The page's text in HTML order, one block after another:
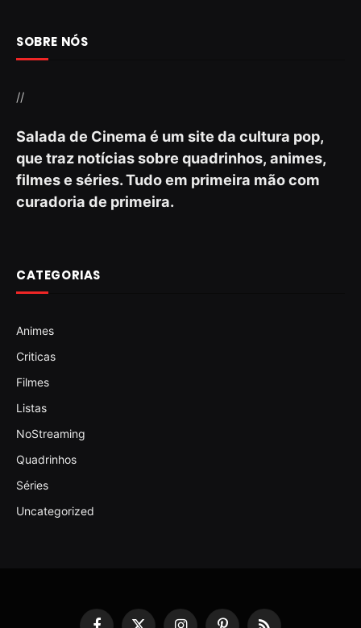
SOBRE NÓS
//
Salada de Cinema é um site da cultura pop,
que traz notícias sobre quadrinhos, animes,
filmes e séries. Tudo em primeira mão com
curadoria de primeira.
CATEGORIAS
Animes
Criticas
Filmes
Listas
NoStreaming
Quadrinhos
Séries
Uncategorized